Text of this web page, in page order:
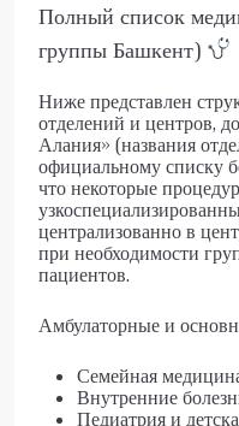
Полный список
группы Башкент)
Ниже представлен
отделений и центров,
Алания» (названия
официальному списку
что некоторые
централизованно в
при необходимости
пациентов.
Амбулаторные и
Семейная
Внутренние
Педиатрия и